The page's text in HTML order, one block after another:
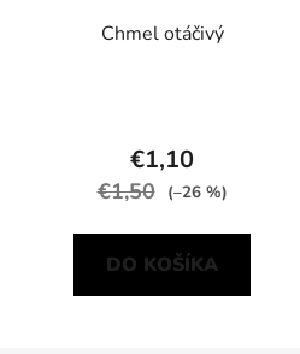
Chmel otáčivý
€1,10
€1,50 (–26 %)
DO KOŠÍKA